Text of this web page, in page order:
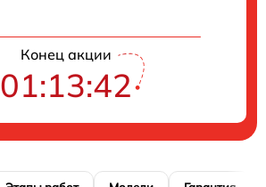
Конец акции
01:13:41